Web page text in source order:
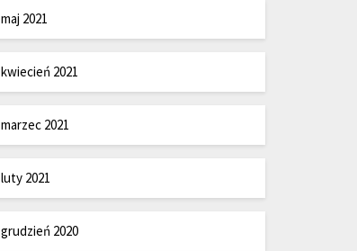
maj 2021
kwiecień 2021
marzec 2021
luty 2021
grudzień 2020